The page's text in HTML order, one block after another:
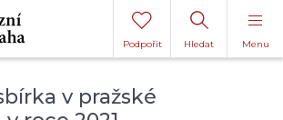
Menu
Hledat
Podpořit
v pražské